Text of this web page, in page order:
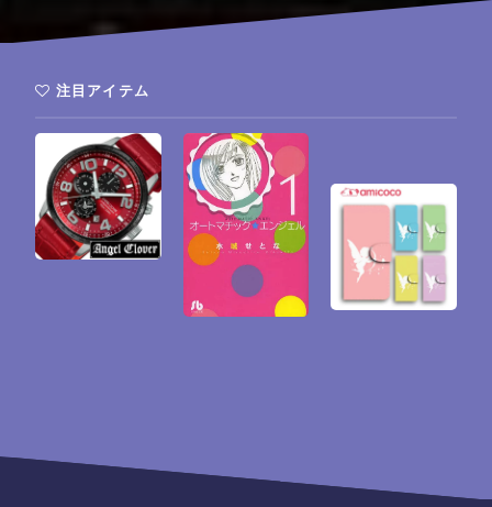
注目アイテム